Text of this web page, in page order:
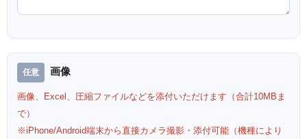
画像
画像、Excel、圧縮ファイルなどを添付いただけます（合計10MBま
で）
※iPhone/Android端末から直接カメラ撮影・添付可能（機種により